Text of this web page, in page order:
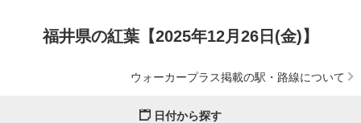
福井県の紅葉【2025年12月26日(金)】
ウォーカープラス掲載の駅・路線について
日付から探す